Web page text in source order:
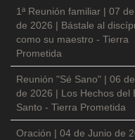
1ª Reunión familiar | 07
de 2026 | Bástale al
como su maestro - Tierra
Prometida
Reunión "Sé Sano" | 06
de 2026 | Los Hechos del
Santo - Tierra Prometida
Oración | 04 de Junio de